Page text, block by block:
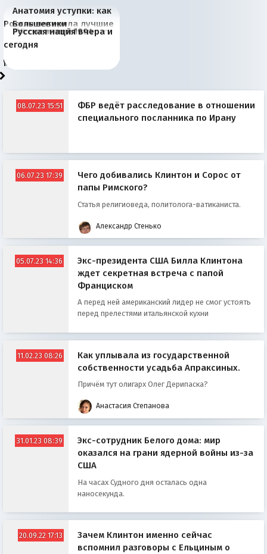
Июньская жара в
Европе и озоновые
дыры
Анатомия уступки: как
Россия потеряла лучшие
рыбопромысловые
районы Баренцева
моря
Большевики
отличаются от «Яблока»
тем, что они -
победители
Киевская марионетка
Запада рассказала о
«переобувании» хозяев
В России назрели
перемены: 15 шагов к
суверенной экономике
Миграционный пожар
Европы
Россия начинает
сбрасывать балласт
Анкориджа
Россия зимой 1904
года: первые уступки во
внутренней политике
Русская нация вчера и
сегодня
08.07.23 15:51
ФБР ведёт расследование в отношении
специального посланника по Ирану
06.07.23 17:39
Чего добивались Клинтон и Сорос от
папы Римского?
Статья религиоведа, политолога-ватиканиста.
Александр Стенько
05.07.23 14:36
Экс-президента США Билла Клинтона
ждет секретная встреча с папой
Франциском
А перед ней американский лидер не смог устоять
перед прелестями итальянской кухни
11.02.23 08:26
Как уплывала из государственной
собственности усадьба Апраксиных.
Причём тут олигарх Олег Дерипаска?
Анастасия Степанова
31.01.23 08:39
Экс-сотрудник Белого дома: мир
оказался на грани ядерной войны из-за
США
На часах Судного дня осталась одна
наносекунда.
20.09.22 17:13
Зачем Клинтон именно сейчас
вспомнил разговоры с Ельциным о